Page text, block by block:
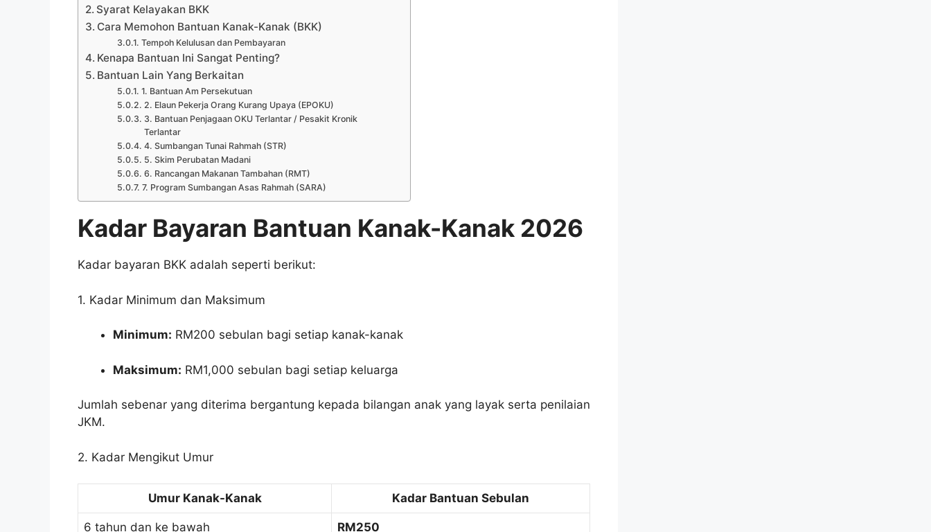
Syarat Kelayakan BKK
Cara Memohon Bantuan Kanak-Kanak (BKK)
Tempoh Kelulusan dan Pembayaran
Kenapa Bantuan Ini Sangat Penting?
Bantuan Lain Yang Berkaitan
1. Bantuan Am Persekutuan
2. Elaun Pekerja Orang Kurang Upaya (EPOKU)
3. Bantuan Penjagaan OKU Terlantar / Pesakit Kronik
Terlantar
4. Sumbangan Tunai Rahmah (STR)
5. Skim Perubatan Madani
6. Rancangan Makanan Tambahan (RMT)
7. Program Sumbangan Asas Rahmah (SARA)
Kadar Bayaran Bantuan Kanak-Kanak 2026
Kadar bayaran BKK adalah seperti berikut:
1. Kadar Minimum dan Maksimum
Minimum: RM200 sebulan bagi setiap kanak-kanak
Maksimum: RM1,000 sebulan bagi setiap keluarga
Jumlah sebenar yang diterima bergantung kepada bilangan anak yang layak serta penilaian
JKM.
2. Kadar Mengikut Umur
Umur Kanak-Kanak Kadar Bantuan Sebulan
6 tahun dan ke bawah RM250